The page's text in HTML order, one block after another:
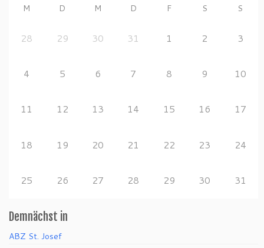
M D M D F S S
28 29 30 31 1 2 3
4 5 6 7 8 9 10
11 12 13 14 15 16 17
18 19 20 21 22 23 24
25 26 27 28 29 30 31
Demnächst in
ABZ St. Josef